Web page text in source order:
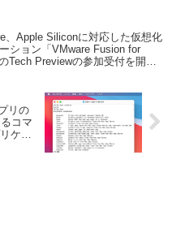
、Apple Siliconに対応した仮想化
ション「VMware Fusion for
Tech Previewの参加受付を開
リの
コマ
ケー